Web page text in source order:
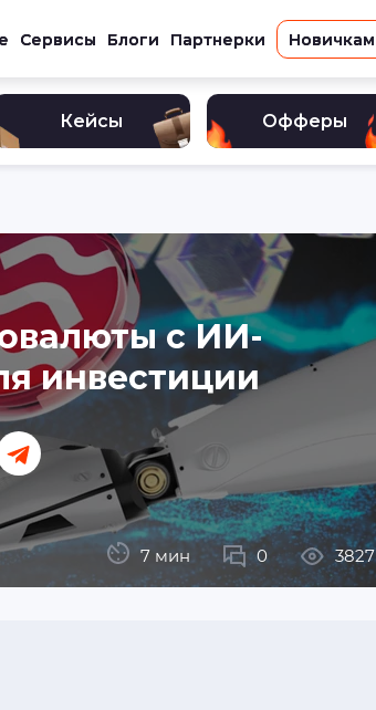
Сервисы Блоги Партнерки Новичкам
Кейсы Офферы
с ИИ-
инвестиции
7 мин 0 3827